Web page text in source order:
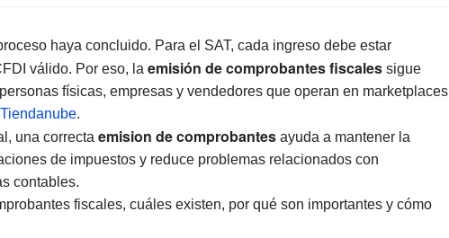
haya concluido. Para el SAT, cada ingreso debe estar
válido. Por eso, la emisión de comprobantes fiscales sigue
físicas, empresas y vendedores que operan en marketplaces
Tiendanube.
una correcta emision de comprobantes ayuda a mantener la
de impuestos y reduce problemas relacionados con
contables.
fiscales, cuáles existen, por qué son importantes y cómo